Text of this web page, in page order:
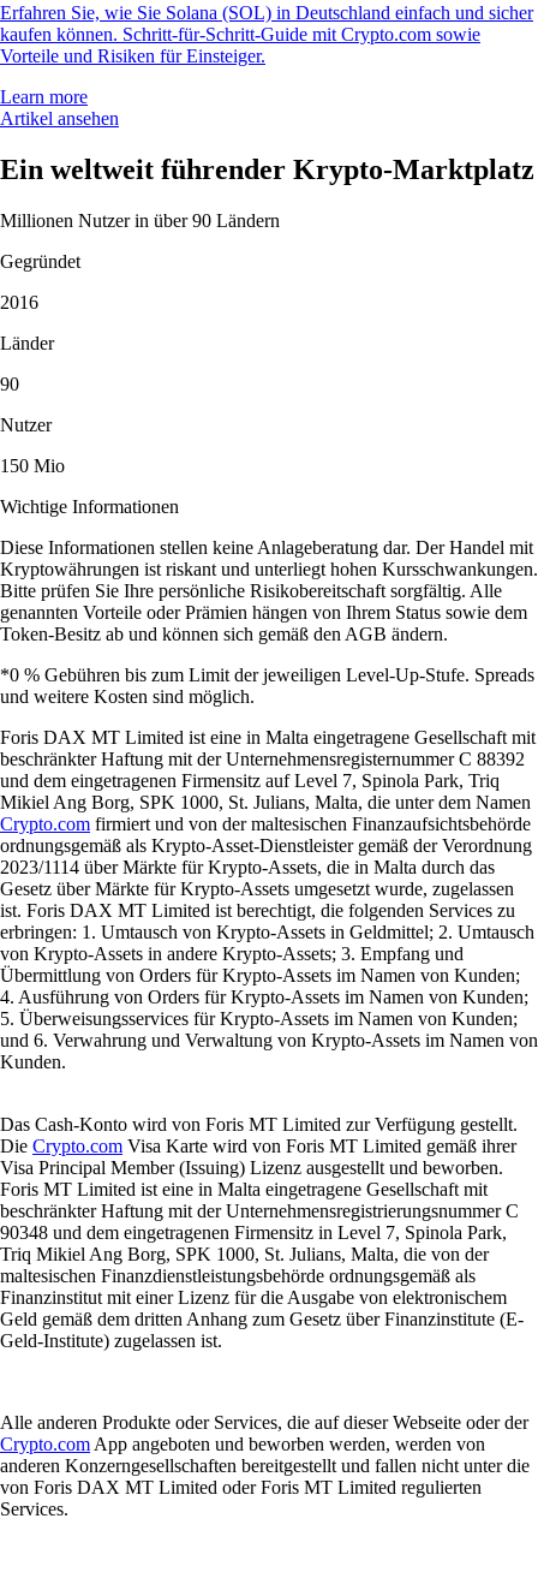
Erfahren Sie, wie Sie Solana (SOL) in Deutschland einfach und sicher
kaufen können. Schritt-für-Schritt-Guide mit Crypto.com sowie
Vorteile und Risiken für Einsteiger.
Learn more
Artikel ansehen
Ein weltweit führender Krypto-Marktplatz
Millionen Nutzer in über 90 Ländern
Gegründet
2016
Länder
90
Nutzer
150 Mio
Wichtige Informationen
Diese Informationen stellen keine Anlageberatung dar. Der Handel mit
Kryptowährungen ist riskant und unterliegt hohen Kursschwankungen.
Bitte prüfen Sie Ihre persönliche Risikobereitschaft sorgfältig. Alle
genannten Vorteile oder Prämien hängen von Ihrem Status sowie dem
Token-Besitz ab und können sich gemäß den AGB ändern.
*0 % Gebühren bis zum Limit der jeweiligen Level-Up-Stufe. Spreads
und weitere Kosten sind möglich.
Foris DAX MT Limited ist eine in Malta eingetragene Gesellschaft mit
beschränkter Haftung mit der Unternehmensregisternummer C 88392
und dem eingetragenen Firmensitz auf Level 7, Spinola Park, Triq
Mikiel Ang Borg, SPK 1000, St. Julians, Malta, die unter dem Namen
Crypto.com firmiert und von der maltesischen Finanzaufsichtsbehörde
ordnungsgemäß als Krypto-Asset-Dienstleister gemäß der Verordnung
2023/1114 über Märkte für Krypto-Assets, die in Malta durch das
Gesetz über Märkte für Krypto-Assets umgesetzt wurde, zugelassen
ist. Foris DAX MT Limited ist berechtigt, die folgenden Services zu
erbringen: 1. Umtausch von Krypto-Assets in Geldmittel; 2. Umtausch
von Krypto-Assets in andere Krypto-Assets; 3. Empfang und
Übermittlung von Orders für Krypto-Assets im Namen von Kunden;
4. Ausführung von Orders für Krypto-Assets im Namen von Kunden;
5. Überweisungsservices für Krypto-Assets im Namen von Kunden;
und 6. Verwahrung und Verwaltung von Krypto-Assets im Namen von
Kunden.
Das Cash-Konto wird von Foris MT Limited zur Verfügung gestellt.
Die Crypto.com Visa Karte wird von Foris MT Limited gemäß ihrer
Visa Principal Member (Issuing) Lizenz ausgestellt und beworben.
Foris MT Limited ist eine in Malta eingetragene Gesellschaft mit
beschränkter Haftung mit der Unternehmensregistrierungsnummer C
90348 und dem eingetragenen Firmensitz in Level 7, Spinola Park,
Triq Mikiel Ang Borg, SPK 1000, St. Julians, Malta, die von der
maltesischen Finanzdienstleistungsbehörde ordnungsgemäß als
Finanzinstitut mit einer Lizenz für die Ausgabe von elektronischem
Geld gemäß dem dritten Anhang zum Gesetz über Finanzinstitute (E-
Geld-Institute) zugelassen ist.
Alle anderen Produkte oder Services, die auf dieser Webseite oder der
Crypto.com App angeboten und beworben werden, werden von
anderen Konzerngesellschaften bereitgestellt und fallen nicht unter die
von Foris DAX MT Limited oder Foris MT Limited regulierten
Services.